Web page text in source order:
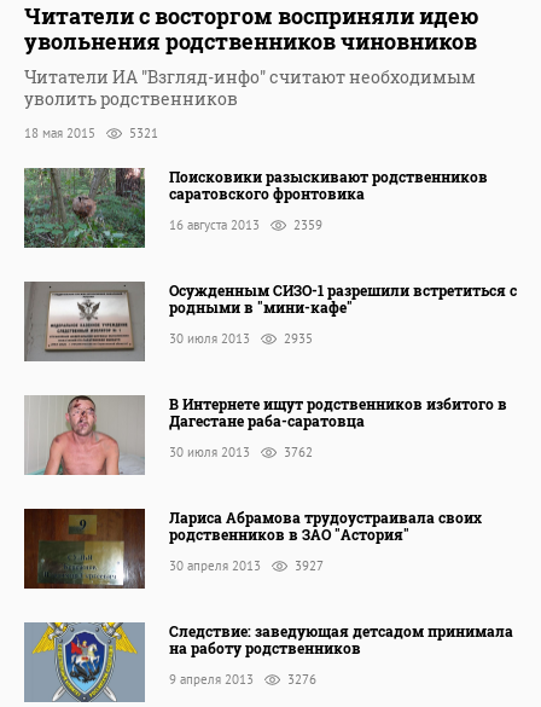
Читатели с восторгом восприняли идею
увольнения родственников чиновников
Читатели ИА "Взгляд-инфо" считают необходимым
уволить родственников
18 мая 2015 5321
Поисковики разыскивают родственников
саратовского фронтовика
16 августа 2013 2359
Осужденным СИЗО-1 разрешили встретиться с
родными в "мини-кафе"
30 июля 2013 2935
В Интернете ищут родственников избитого в
Дагестане раба-саратовца
30 июля 2013 3762
Лариса Абрамова трудоустраивала своих
родственников в ЗАО "Астория"
30 апреля 2013 3927
Следствие: заведующая детсадом принимала
на работу родственников
9 апреля 2013 3276